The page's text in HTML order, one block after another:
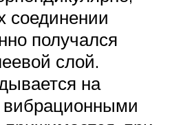
соединении
получался
слой.
на
вибрационными